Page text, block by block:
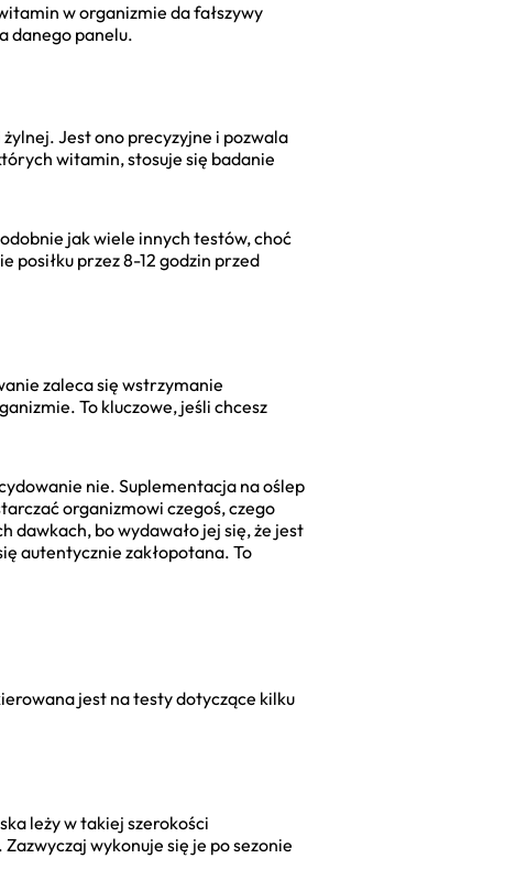
w organizmie da fałszywy
danego panelu.
Jest ono precyzyjne i pozwala
witamin, stosuje się badanie
jak wiele innych testów, choć
posiłku przez 8-12 godzin przed
zaleca się wstrzymanie
To kluczowe, jeśli chcesz
nie. Suplementacja na oślep
organizmowi czegoś, czego
dawkach, bo wydawało jej się, że jest
autentycznie zakłopotana. To
jest na testy dotyczące kilku
leży w takiej szerokości
Zazwyczaj wykonuje się je po sezonie